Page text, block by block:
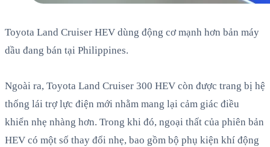
Toyota Land Cruiser HEV dùng động cơ mạnh hơn bản máy
dầu đang bán tại Philippines.
Ngoài ra, Toyota Land Cruiser 300 HEV còn được trang bị hệ
thống lái trợ lực điện mới nhằm mang lại cảm giác điều
khiển nhẹ nhàng hơn. Trong khi đó, ngoại thất của phiên bản
HEV có một số thay đổi nhẹ, bao gồm bộ phụ kiện khí động